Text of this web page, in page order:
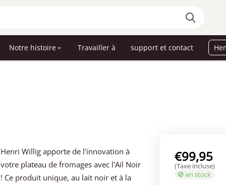
Notre histoire Travailler à support et contact
Henri Willig apporte de l'innovation à
votre plateau de fromages avec l'Ail Noir
! Ce produit unique, au lait noir et à la
€99,95
(Taxe incluse)
en stock